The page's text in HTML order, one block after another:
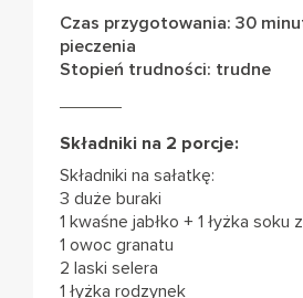
Czas przygotowania: 30
pieczenia
Stopień trudności: trudne
Składniki na 2 porcje:
Składniki na sałatkę:
3 duże buraki
1 kwaśne jabłko + 1 łyżka soku
1 owoc granatu
2 laski selera
1 łyżka rodzynek